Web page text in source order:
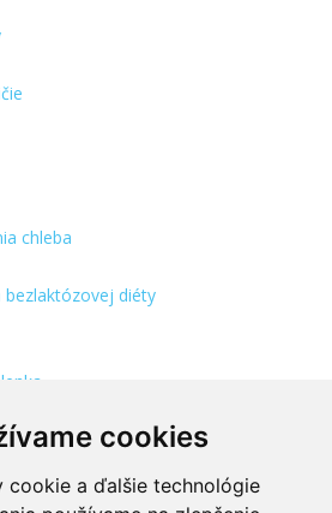
cookies
cookie a ďalšie technológie
chleba
bezlaktózovej diéty